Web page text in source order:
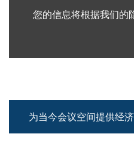
您的信息将根据我们的
为当今会议空间提供经